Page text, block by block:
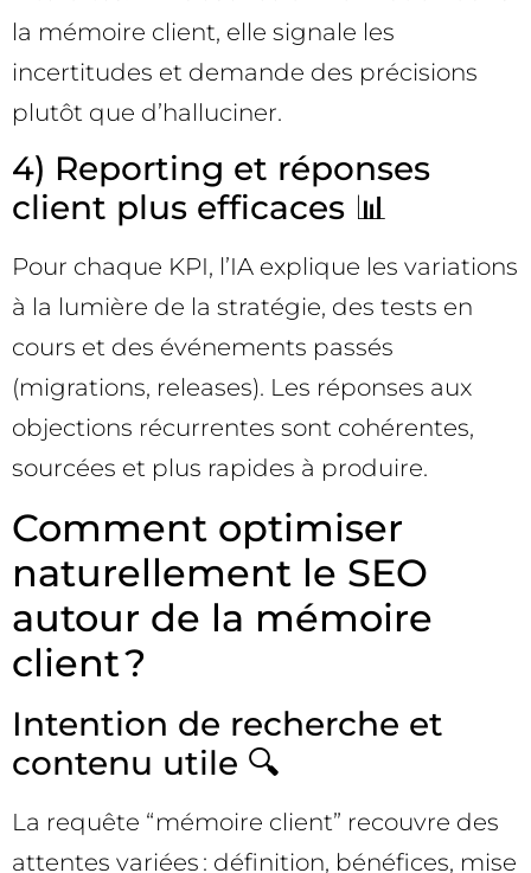
la mémoire client, elle signale les
incertitudes et demande des précisions
plutôt que d’halluciner.
4) Reporting et réponses
client plus efficaces 📊
Pour chaque KPI, l’IA explique les variations
à la lumière de la stratégie, des tests en
cours et des événements passés
(migrations, releases). Les réponses aux
objections récurrentes sont cohérentes,
sourcées et plus rapides à produire.
Comment optimiser
naturellement le SEO
autour de la mémoire
client ?
Intention de recherche et
contenu utile 🔍
La requête “mémoire client” recouvre des
attentes variées : définition, bénéfices, mise